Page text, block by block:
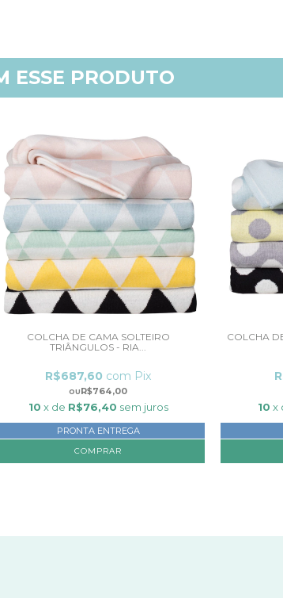
ESSE PRODUTO
COLCHA DE CAMA SOLTEIRO
TRIÂNGULOS - RIA...
R$764,00
R$687,60 com Pix
10 x de R$76,40 sem juros
PRONTA ENTREGA
COMPRAR
COLCHA
10 x